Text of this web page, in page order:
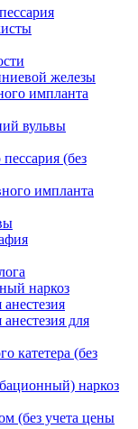
железы
импланта
вульвы
(без
импланта
наркоз
для
катетера (без
наркоз
(без учета цены